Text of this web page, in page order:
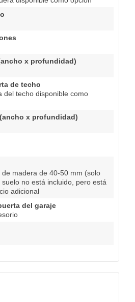
x profundidad)
de techo
del techo disponible como
x profundidad)
madera de 40-50 mm (solo
no está incluido, pero está
adicional
del garaje